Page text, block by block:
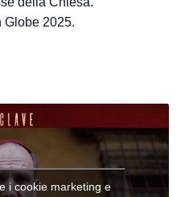
Globe 2025.
i cookie marketing e